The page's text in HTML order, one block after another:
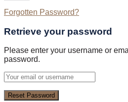
Forgotten Password?
Retrieve your password
Please enter your username or
password.